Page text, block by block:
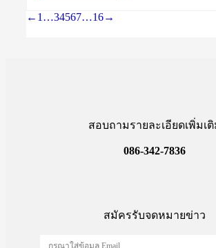
← 1 …34567…16→
สอบถามรายละเอียดเพิ่มเติ
086-342-7836
สมัครรับจดหมายข่าว